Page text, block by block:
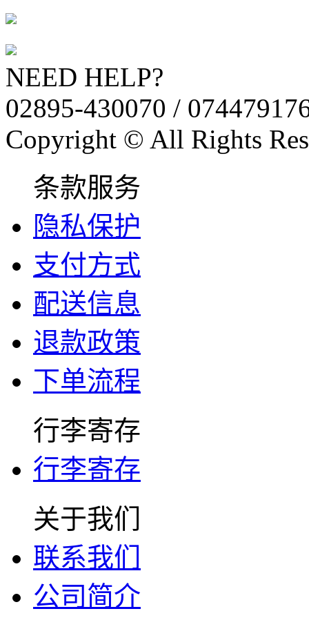
NEED HELP?
02895-430070 /
Copyright © All Rights
条款服务
隐私保护
支付方式
配送信息
退款政策
下单流程
行李寄存
行李寄存
关于我们
联系我们
公司简介